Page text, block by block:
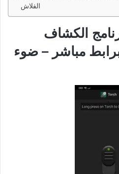
الفلاش
الكشاف
برابط مباشر – ضوء